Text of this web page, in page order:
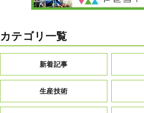
カテゴリ一覧
新着記事
生産技術